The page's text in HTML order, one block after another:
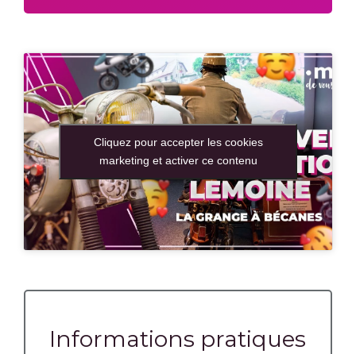
Cliquez pour accepter les cookies
marketing et activer ce contenu
Informations pratiques